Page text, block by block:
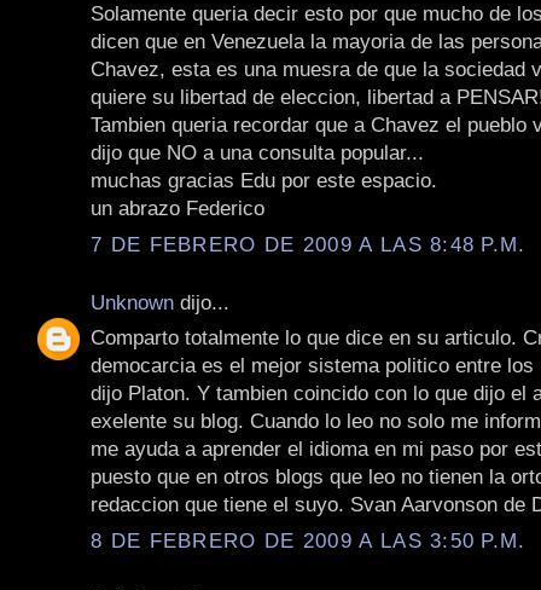
Solamente queria decir esto por que mucho de
dicen que en Venezuela la mayoria de las
Chavez, esta es una muesra de que la sociedad
quiere su libertad de eleccion, libertad a
Tambien queria recordar que a Chavez el pueblo
dijo que NO a una consulta popular...
muchas gracias Edu por este espacio.
un abrazo Federico
7 DE FEBRERO DE 2009 A LAS 8:48 P.M.
Unknown dijo...
Comparto totalmente lo que dice en su articulo.
democarcia es el mejor sistema politico entre los
dijo Platon. Y tambien coincido con lo que dijo el
exelente su blog. Cuando lo leo no solo me
me ayuda a aprender el idioma en mi paso por
puesto que en otros blogs que leo no tienen la
redaccion que tiene el suyo. Svan Aarvonson de
8 DE FEBRERO DE 2009 A LAS 3:50 P.M.